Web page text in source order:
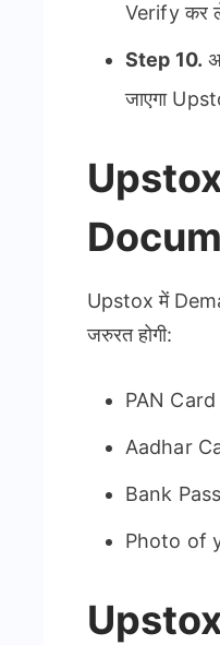
Verify कर
Step 10.
जाएगा
Upstox में
जरुरत होगी:
PAN Card
Aadhar
Bank
Photo of